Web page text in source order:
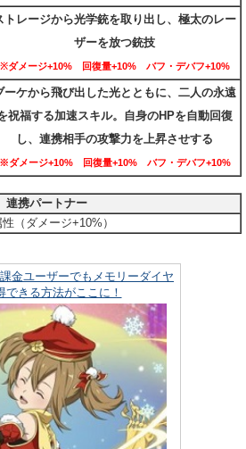
トレージから光学銃を取り出し、極太のレー
ザーを放つ銃技
※ダメージ+10% 回復量+10% バフ・デバフ+10%
ーケから飛び出した光とともに、二人の永遠
祝福する加速スキル。自身のHPを自動回復
し、連携相手の攻撃力を上昇させする
※ダメージ+10% 回復量+10% バフ・デバフ+10%
連携パートナー
（ダメージ+10%）
課金ユーザーでもメモリーダイヤ
できる方法がここに！